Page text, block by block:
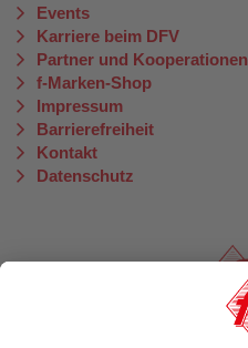
Events
Karriere beim DFV
Partner und Kooperationen
f-Marken-Shop
Impressum
Barrierefreiheit
Kontakt
Datenschutz